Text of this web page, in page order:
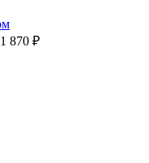
1 870 ₽